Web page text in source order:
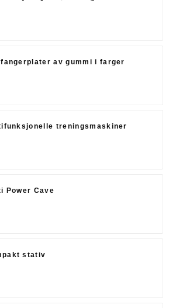
av gummi i farger
treningsmaskiner
Power Cave
stativ